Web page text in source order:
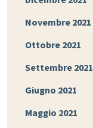
Novembre 2021
Ottobre 2021
Settembre 2021
Giugno 2021
Maggio 2021